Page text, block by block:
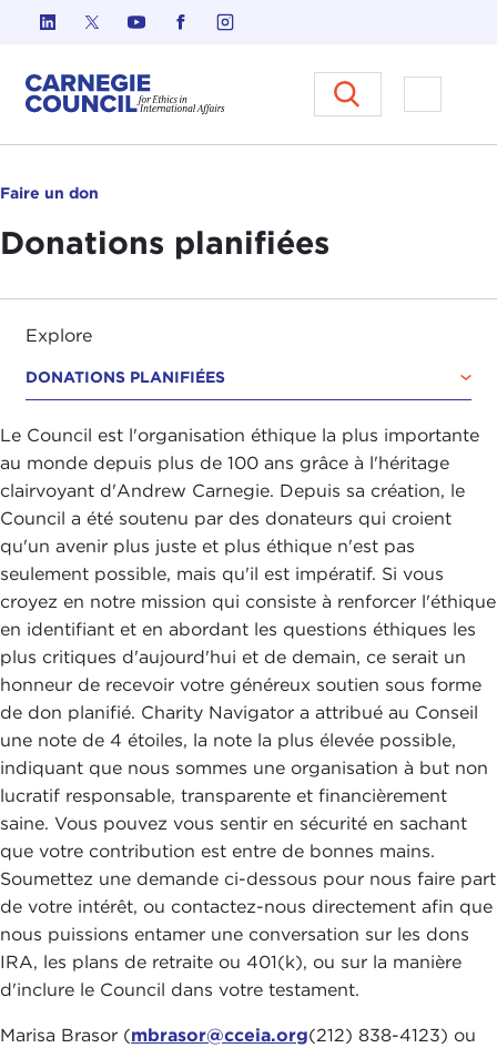
Skip to content
Carnegie Council sur
Ouvrir
Faire un don
Donations planifiées
Explore
DONATIONS PLANIFIÉES
Le Council est l'organisation éthique la plus importante
au monde depuis plus de 100 ans grâce à l'héritage
clairvoyant d'Andrew Carnegie. Depuis sa création, le
Council a été soutenu par des donateurs qui croient
qu'un avenir plus juste et plus éthique n'est pas
seulement possible, mais qu'il est impératif. Si vous
croyez en notre mission qui consiste à renforcer l'éthique
en identifiant et en abordant les questions éthiques les
plus critiques d'aujourd'hui et de demain, ce serait un
honneur de recevoir votre généreux soutien sous forme
de don planifié. Charity Navigator a attribué au Conseil
une note de 4 étoiles, la note la plus élevée possible,
indiquant que nous sommes une organisation à but non
lucratif responsable, transparente et financièrement
saine. Vous pouvez vous sentir en sécurité en sachant
que votre contribution est entre de bonnes mains.
Soumettez une demande ci-dessous pour nous faire part
de votre intérêt, ou contactez-nous directement afin que
nous puissions entamer une conversation sur les dons
IRA, les plans de retraite ou 401(k), ou sur la manière
d'inclure le Council dans votre testament.
Marisa Brasor (mbrasor@cceia.org(212) 838-4123) ou